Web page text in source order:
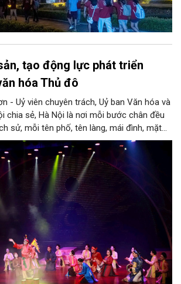
tạo động lực phát triển
hóa Thủ đô
- Uỷ viên chuyên trách, Uỷ ban Văn hóa và
chia sẻ, Hà Nội là nơi mỗi bước chân đều
sử, mỗi tên phố, tên làng, mái đình, mặt
món ăn, làn điệu, nghề thủ công đều có
về chiều sâu văn hiến của dân tộc.
mới, câu hỏi đặt ra không chỉ Hà Nội có
nhiêu văn nghệ sĩ, trí thức, không gian ký
để những giá trị ấy trở thành nguồn lực
mạnh mềm, thành động lực sáng tạo,
tranh của Thủ đô.